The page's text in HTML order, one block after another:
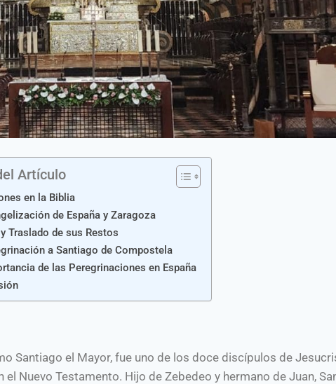
Artículo
en la Biblia
de España y Zaragoza
Traslado de sus Restos
a Santiago de Compostela
de las Peregrinaciones en España
Santiago el Mayor, fue uno de los doce discípulos de
Nuevo Testamento. Hijo de Zebedeo y hermano de Juan,